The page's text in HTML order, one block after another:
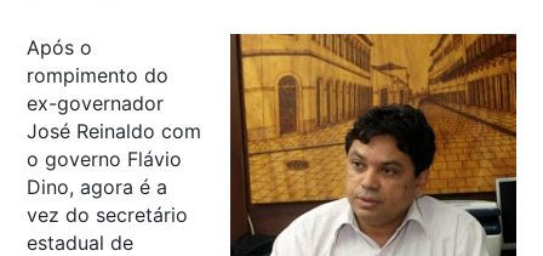
Após o
rompimento do
ex-governador
José Reinaldo com
o governo Flávio
Dino, agora é a
vez do secretário
estadual de